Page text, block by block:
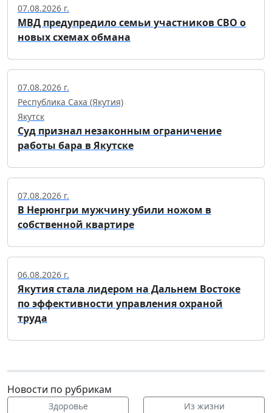
07.08.2026 г.
МВД предупредило семьи участников СВО о
новых схемах обмана
07.08.2026 г.
Республика Саха (Якутия)
Якутск
Суд признал незаконным ограничение
работы бара в Якутске
07.08.2026 г.
В Нерюнгри мужчину убили ножом в
собственной квартире
06.08.2026 г.
Якутия стала лидером на Дальнем Востоке
по эффективности управления охраной
труда
Новости по рубрикам
Здоровье Из жизни